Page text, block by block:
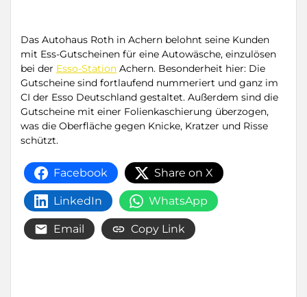
Das Autohaus Roth in Achern belohnt seine Kunden
mit Ess-Gutscheinen für eine Autowäsche, einzulösen
bei der Esso-Station Achern. Besonderheit hier: Die
Gutscheine sind fortlaufend nummeriert und ganz im
CI der Esso Deutschland gestaltet. Außerdem sind die
Gutscheine mit einer Folienkaschierung überzogen,
was die Oberfläche gegen Knicke, Kratzer und Risse
schützt.
Facebook Share on X
LinkedIn WhatsApp
Email Copy Link